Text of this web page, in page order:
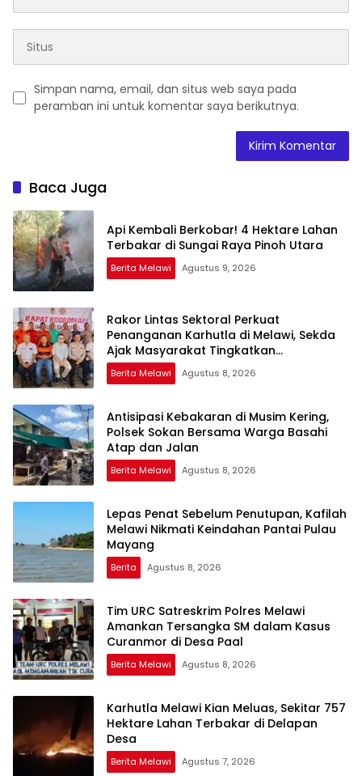
Simpan nama, email, dan situs web saya pada
peramban ini untuk komentar saya berikutnya.
Baca Juga
Api Kembali Berkobar! 4 Hektare Lahan
Terbakar di Sungai Raya Pinoh Utara
Berita Melawi Agustus 9, 2026
Rakor Lintas Sektoral Perkuat
Penanganan Karhutla di Melawi, Sekda
Ajak Masyarakat Tingkatkan
Kewaspadaan
Berita Melawi Agustus 8, 2026
Antisipasi Kebakaran di Musim Kering,
Polsek Sokan Bersama Warga Basahi
Atap dan Jalan
Berita Melawi Agustus 8, 2026
Lepas Penat Sebelum Penutupan, Kafilah
Melawi Nikmati Keindahan Pantai Pulau
Mayang
Berita Agustus 8, 2026
Tim URC Satreskrim Polres Melawi
Amankan Tersangka SM dalam Kasus
Curanmor di Desa Paal
Berita Melawi Agustus 8, 2026
Karhutla Melawi Kian Meluas, Sekitar 757
Hektare Lahan Terbakar di Delapan
Desa
Berita Melawi Agustus 7, 2026